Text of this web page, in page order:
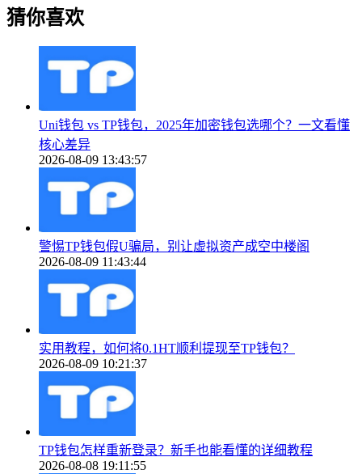
猜你喜欢
Uni钱包 vs TP钱包，2025年加密钱包选哪个？一文看懂
核心差异
2026-08-09 13:43:57
警惕TP钱包假U骗局，别让虚拟资产成空中楼阁
2026-08-09 11:43:44
实用教程，如何将0.1HT顺利提现至TP钱包？
2026-08-09 10:21:37
TP钱包怎样重新登录？新手也能看懂的详细教程
2026-08-08 19:11:55